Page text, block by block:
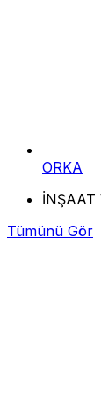
ORKA
İNŞAAT
Tümünü Gör